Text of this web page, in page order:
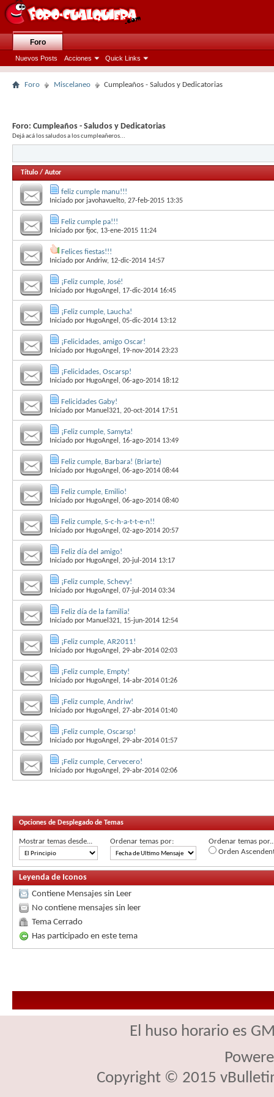
Foro
Nuevos Posts Acciones Quick Links
Foro Miscelaneo Cumpleaños - Saludos y Dedicatorias
Foro: Cumpleaños - Saludos y Dedicatorias
Dejá acá los saludos a los cumpleañeros...
Título / Autor
feliz cumple manu!!!
Iniciado por javohavuelto, 27-feb-2015 13:35
Feliz cumple pa!!!
Iniciado por fjoc, 13-ene-2015 11:24
Felices fiestas!!!
Iniciado por Andriw, 12-dic-2014 14:57
¡Feliz cumple, José!
Iniciado por HugoAngel , 17-dic-2014 16:45
¡Feliz cumple, Laucha!
Iniciado por HugoAngel , 05-dic-2014 13:12
¡Felicidades, amigo Oscar!
Iniciado por HugoAngel , 19-nov-2014 23:23
¡Felicidades, Oscarsp!
Iniciado por HugoAngel , 06-ago-2014 18:12
Felicidades Gaby!
Iniciado por Manuel321, 20-oct-2014 17:51
¡Feliz cumple, Samyta!
Iniciado por HugoAngel , 16-ago-2014 13:49
Feliz cumple, Barbara! (Briarte)
Iniciado por HugoAngel , 06-ago-2014 08:44
Feliz cumple, Emilio!
Iniciado por HugoAngel , 06-ago-2014 08:40
Feliz cumple, S-c-h-a-t-t-e-n!!
Iniciado por HugoAngel , 02-ago-2014 20:57
Feliz día del amigo!
Iniciado por HugoAngel , 20-jul-2014 13:17
¡Feliz cumple, Schevy!
Iniciado por HugoAngel , 07-jul-2014 03:34
Feliz día de la familia!
Iniciado por Manuel321, 15-jun-2014 12:54
¡Feliz cumple, AR2011!
Iniciado por HugoAngel , 29-abr-2014 02:03
¡Feliz cumple, Empty!
Iniciado por HugoAngel , 14-abr-2014 01:26
¡Feliz cumple, Andriw!
Iniciado por HugoAngel , 27-abr-2014 01:40
¡Feliz cumple, Oscarsp!
Iniciado por HugoAngel , 29-abr-2014 01:57
¡Feliz cumple, Cervecero!
Iniciado por HugoAngel , 29-abr-2014 02:06
Opciones de Desplegado de Temas
Mostrar temas desde... Ordenar temas por:
Ordenar temas
Orden
Leyenda de Iconos
Contiene Mensajes sin Leer
No contiene mensajes sin leer
Tema Cerrado
Has participado en este tema
El huso horario es
Copyright © 2015